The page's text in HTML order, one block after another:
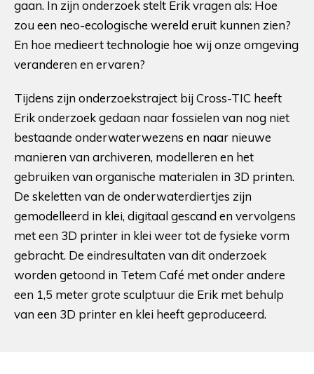
gaan. In zijn onderzoek stelt Erik vragen als: Hoe
zou een neo-ecologische wereld eruit kunnen zien?
En hoe medieert technologie hoe wij onze omgeving
veranderen en ervaren?
Tijdens zijn onderzoekstraject bij Cross-TIC heeft
Erik onderzoek gedaan naar fossielen van nog niet
bestaande onderwaterwezens en naar nieuwe
manieren van archiveren, modelleren en het
gebruiken van organische materialen in 3D printen.
De skeletten van de onderwaterdiertjes zijn
gemodelleerd in klei, digitaal gescand en vervolgens
met een 3D printer in klei weer tot de fysieke vorm
gebracht. De eindresultaten van dit onderzoek
worden getoond in Tetem Café met onder andere
een 1,5 meter grote sculptuur die Erik met behulp
van een 3D printer en klei heeft geproduceerd.